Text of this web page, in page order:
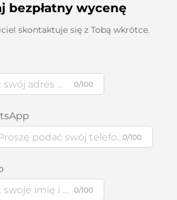
bezpłatny wycenę
skontaktuje się z Tobą wkrótce.
0/100
0/100
0/100